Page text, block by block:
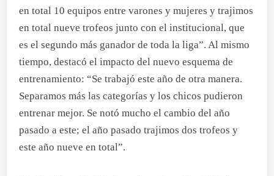
en total 10 equipos entre varones y mujeres y trajimos
en total nueve trofeos junto con el institucional, que
es el segundo más ganador de toda la liga”. Al mismo
tiempo, destacó el impacto del nuevo esquema de
entrenamiento: “Se trabajó este año de otra manera.
Separamos más las categorías y los chicos pudieron
entrenar mejor. Se notó mucho el cambio del año
pasado a este; el año pasado trajimos dos trofeos y
este año nueve en total”.